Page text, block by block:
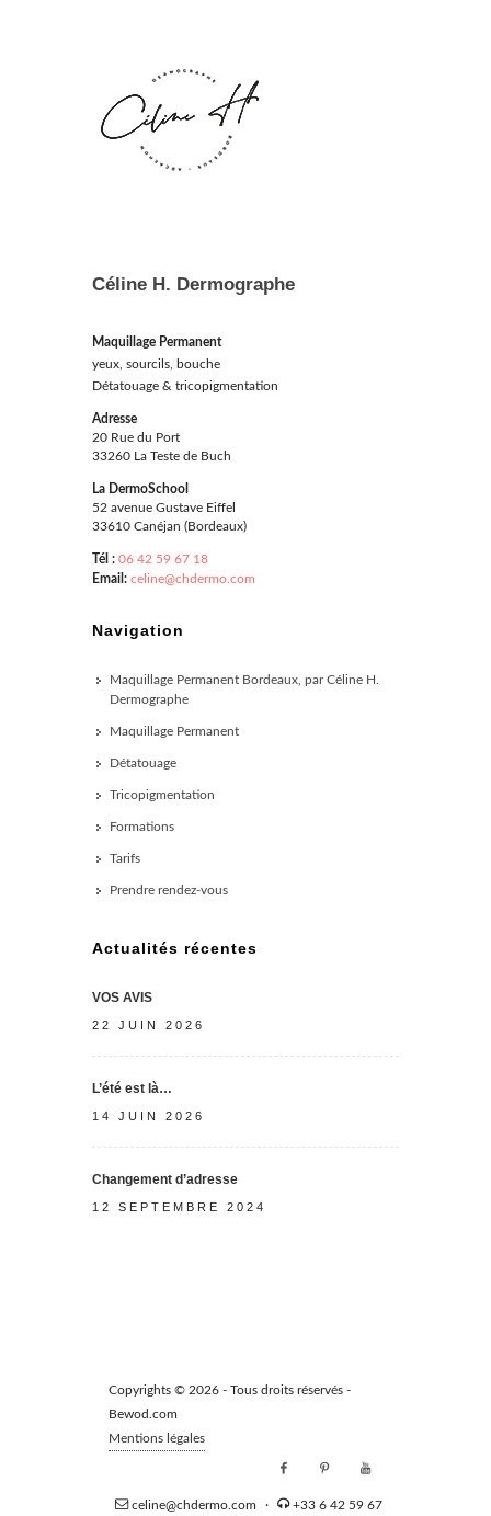
Céline H. Dermographe
Maquillage Permanent
yeux, sourcils, bouche
Détatouage & tricopigmentation
Adresse
20 Rue du Port
33260 La Teste de Buch
La DermoSchool
52 avenue Gustave Eiffel
33610 Canéjan (Bordeaux)
Tél : 06 42 59 67 18
Email: celine@chdermo.com
Navigation
Maquillage Permanent Bordeaux, par Céline H.
Dermographe
Maquillage Permanent
Détatouage
Tricopigmentation
Formations
Tarifs
Prendre rendez-vous
Actualités récentes
VOS AVIS
22 JUIN 2026
L’été est là…
14 JUIN 2026
Changement d’adresse
12 SEPTEMBRE 2024
Copyrights © 2026 - Tous droits réservés -
Bewod.com
Mentions légales
celine@chdermo.com · +33 6 42 59 67